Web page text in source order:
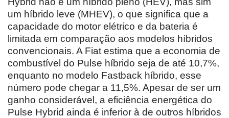
um híbrido leve (MHEV), o que significa que a
capacidade do motor elétrico e da bateria é
limitada em comparação aos modelos híbridos
convencionais. A Fiat estima que a economia de
combustível do Pulse híbrido seja de até 10,7%,
enquanto no modelo Fastback híbrido, esse
número pode chegar a 11,5%. Apesar de ser um
ganho considerável, a eficiência energética do
Pulse Hybrid ainda é inferior à de outros híbridos